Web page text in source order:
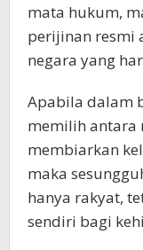
mata hukum,
perijinan resmi
negara yang
Apabila dalam
memilih antara
membiarkan
maka
hanya rakyat,
sendiri bagi